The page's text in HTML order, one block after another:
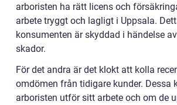
arboristen ha rätt licens och
arbete tryggt och lagligt i Uppsala.
konsumenten är skyddad i händelse
skador.
För det andra är det klokt att kolla
omdömen från tidigare kunder. Dessa
arboristen utför sitt arbete och om de